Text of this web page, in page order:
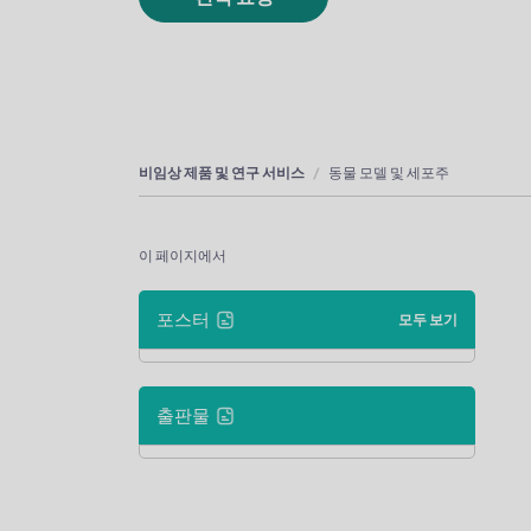
비임상 제품 및 연구 서비스 동물 모델 및 세포주
이 페이지에서
포스터 모두 보기
출판물